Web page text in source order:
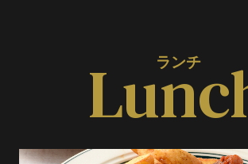
ランチ